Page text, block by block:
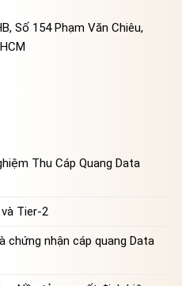
Số 154 Phạm Văn Chiêu,
Thu Cáp Quang Data
Tier-2
chứng nhận cáp quang Data